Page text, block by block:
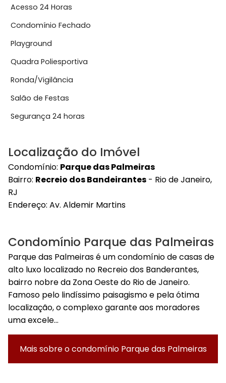
Acesso 24 Horas
Condomínio Fechado
Playground
Quadra Poliesportiva
Ronda/Vigilância
Salão de Festas
Segurança 24 horas
Localização do Imóvel
Condomínio: Parque das Palmeiras
Bairro: Recreio dos Bandeirantes - Rio de Janeiro,
RJ
Endereço: Av. Aldemir Martins
Condomínio Parque das Palmeiras
Parque das Palmeiras é um condomínio de casas de
alto luxo localizado no Recreio dos Banderantes,
bairro nobre da Zona Oeste do Rio de Janeiro.
Famoso pelo lindíssimo paisagismo e pela ótima
localização, o complexo garante aos moradores
uma excele...
Mais sobre o condomínio Parque das Palmeiras